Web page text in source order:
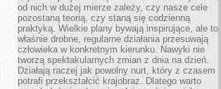
od nich w dużej mierze zależy, czy nasze cele
pozostaną teorią, czy staną się codzienną
praktyką. Wielkie plany bywają inspirujące, ale to
właśnie drobne, regularne działania przesuwają
człowieka w konkretnym kierunku. Nawyki nie
tworzą spektakularnych zmian z dnia na dzień.
Działają raczej jak powolny nurt, który z czasem
potrafi przekształcić krajobraz. Dlatego warto